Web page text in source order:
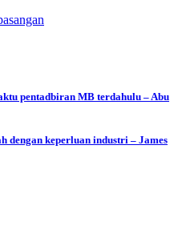
pentadbiran MB terdahulu – Abu
dengan keperluan industri – James